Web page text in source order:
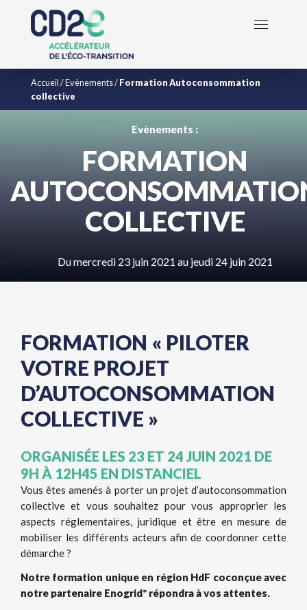
Accueil/Evènements/Formation Autoconsommation
collective
Evènements :
FORMATION
COLLECTIVE
Du mercredi 23 juin 2021 au jeudi 24 juin 2021
FORMATION « PILOTER
VOTRE PROJET
D’AUTOCONSOMMATION
COLLECTIVE »
ORGANISÉE LES 23 ET 24 JUIN 2021 DE
9H À 12H45 EN DISTANCIEL
Vous êtes amenés à porter un projet d’autoconsommation
collective et vous souhaitez pour vous approprier les
aspects réglementaires, juridique et être en mesure de
mobiliser les différents acteurs afin de coordonner cette
démarche ?
Notre formation unique en région HdF coconçue avec
notre partenaire Enogrid* répondra à vos attentes.